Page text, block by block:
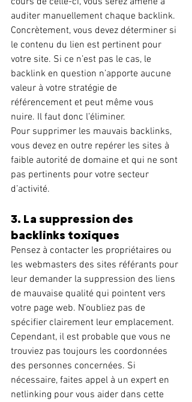
auditer manuellement chaque backlink.
Concrètement, vous devez déterminer si
le contenu du lien est pertinent pour
votre site. Si ce n’est pas le cas, le
backlink en question n’apporte aucune
valeur à votre stratégie de
référencement et peut même vous
nuire. Il faut donc l’éliminer.
Pour supprimer les mauvais backlinks,
vous devez en outre repérer les sites à
faible autorité de domaine et qui ne sont
pas pertinents pour votre secteur
d’activité.
3. La suppression des
backlinks toxiques
Pensez à contacter les propriétaires ou
les webmasters des sites référants pour
leur demander la suppression des liens
de mauvaise qualité qui pointent vers
votre page web. N’oubliez pas de
spécifier clairement leur emplacement.
Cependant, il est probable que vous ne
trouviez pas toujours les coordonnées
des personnes concernées. Si
nécessaire, faites appel à un expert en
netlinking pour vous aider dans cette